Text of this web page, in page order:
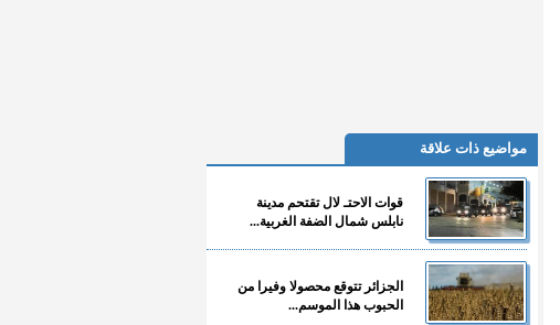
مواضيع ذات علاقة
قوات الاحتـ لال تقتحم مدينة
نابلس شمال الضفة الغربية...
الجزائر تتوقع محصولا وفيرا من
الحبوب هذا الموسم...